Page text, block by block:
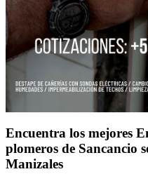
Encuentra los mejores
plomeros de Sancancio
Manizales